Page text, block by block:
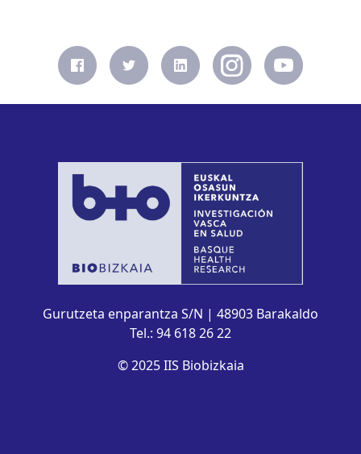
Gurutzeta enparantza S/N | 48903 Barakaldo
Tel.: 94 618 26 22
© 2025 IIS Biobizkaia